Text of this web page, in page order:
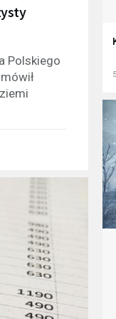
Polskiego